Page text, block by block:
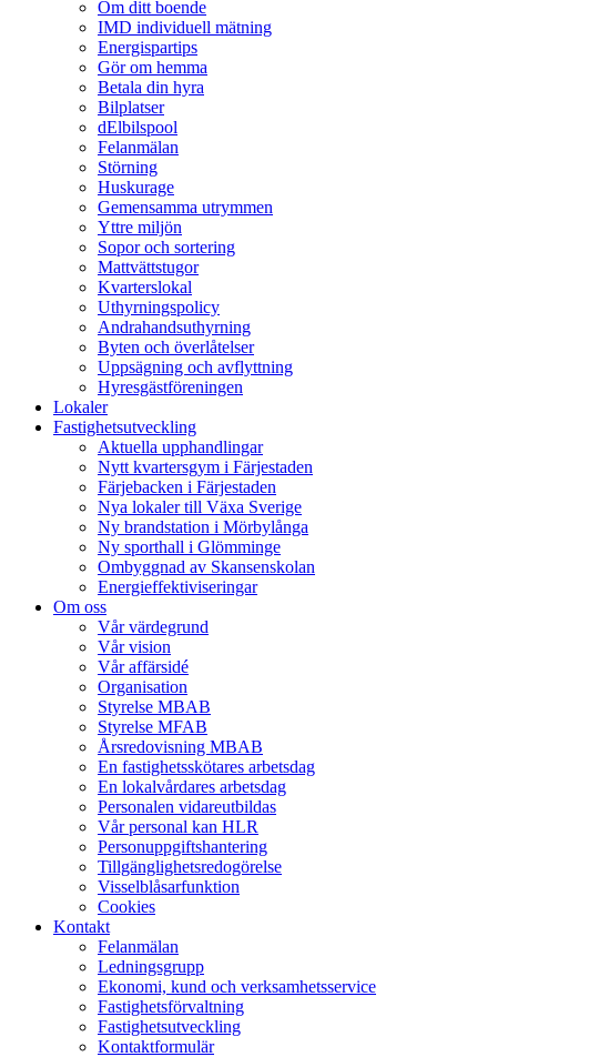
Om ditt boende
IMD individuell mätning
Energispartips
Gör om hemma
Betala din hyra
Bilplatser
dElbilspool
Felanmälan
Störning
Huskurage
Gemensamma utrymmen
Yttre miljön
Sopor och sortering
Mattvättstugor
Kvarterslokal
Uthyrningspolicy
Andrahandsuthyrning
Byten och överlåtelser
Uppsägning och avflyttning
Hyresgästföreningen
Lokaler
Fastighetsutveckling
Aktuella upphandlingar
Nytt kvartersgym i Färjestaden
Färjebacken i Färjestaden
Nya lokaler till Växa Sverige
Ny brandstation i Mörbylånga
Ny sporthall i Glömminge
Ombyggnad av Skansenskolan
Energieffektiviseringar
Om oss
Vår värdegrund
Vår vision
Vår affärsidé
Organisation
Styrelse MBAB
Styrelse MFAB
Årsredovisning MBAB
En fastighetsskötares arbetsdag
En lokalvårdares arbetsdag
Personalen vidareutbildas
Vår personal kan HLR
Personuppgiftshantering
Tillgänglighetsredogörelse
Visselblåsarfunktion
Cookies
Kontakt
Felanmälan
Ledningsgrupp
Ekonomi, kund och verksamhetsservice
Fastighetsförvaltning
Fastighetsutveckling
Kontaktformulär